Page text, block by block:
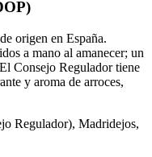
origen en España.
a mano al amanecer; un
Consejo Regulador tiene
y aroma de arroces,
Regulador), Madridejos,